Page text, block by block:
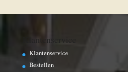
Klantenservice
Klantenservice
Bestellen